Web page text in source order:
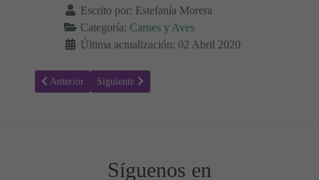
Escrito por: Estefanía Morera
Categoría: Carnes y Aves
Última actualización: 02 Abril 2020
Artículo anterior: Receta para hacer Pollo al estilo asiático con col
Anterior Artículo siguiente: Receta para hacer Pastel de pastor
Siguiente
Síguenos en